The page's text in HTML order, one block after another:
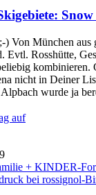
Von München aus
Evtl. Rosshütte,
kombinieren.
nicht in Deiner
wurde ja
auf
+ KINDER-
bei rossignol-